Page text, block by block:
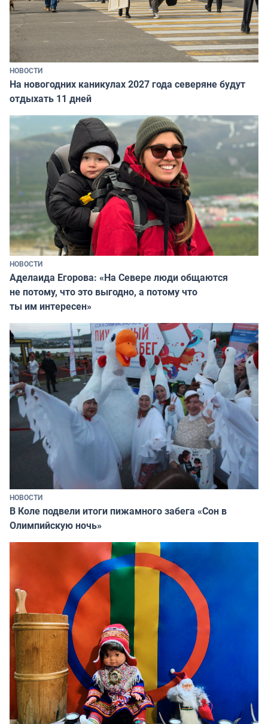
НОВОСТИ
На новогодних каникулах 2027 года северяне будут
отдыхать 11 дней
НОВОСТИ
Аделаида Егорова: «На Севере люди общаются
не потому, что это выгодно, а потому что
ты им интересен»
НОВОСТИ
В Коле подвели итоги пижамного забега «Сон в
Олимпийскую ночь»